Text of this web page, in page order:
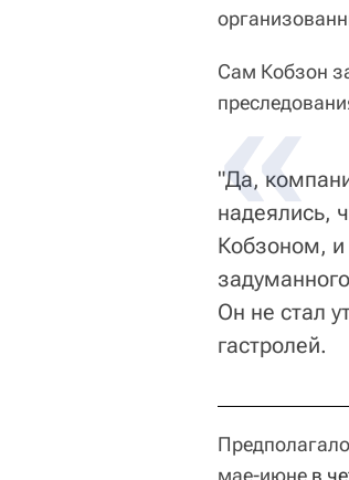
Сам Кобзон
"Да,
надеялись,
Кобзоном, и
Он не стал
гастролей.
мае-июне в